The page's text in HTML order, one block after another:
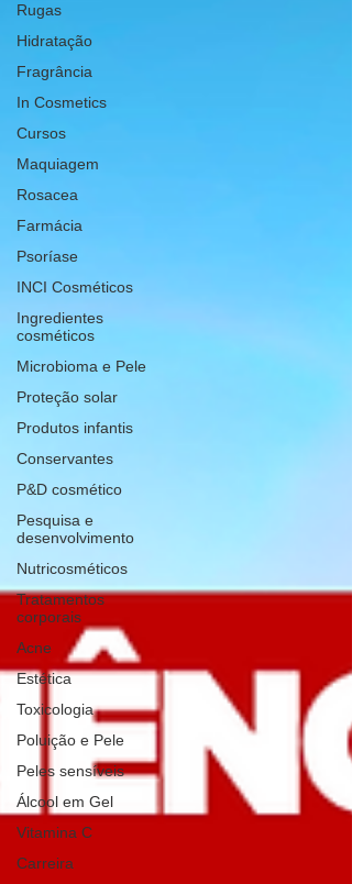
Rugas
Hidratação
Fragrância
In Cosmetics
Cursos
Maquiagem
Rosacea
Farmácia
Psoríase
INCI Cosméticos
Ingredientes
cosméticos
Microbioma e Pele
Proteção solar
Produtos infantis
Conservantes
P&D cosmético
Pesquisa e
desenvolvimento
Nutricosméticos
Tratamentos
corporais
Acne
Estética
Toxicologia
Poluição e Pele
Peles sensíveis
Álcool em Gel
Vitamina C
Carreira